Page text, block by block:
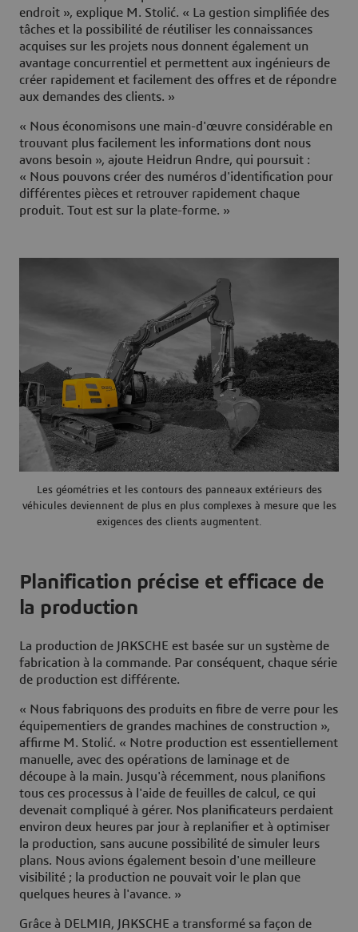
endroit », explique M. Stolić. « La gestion simplifiée des
tâches et la possibilité de réutiliser les connaissances
acquises sur les projets nous donnent également un
avantage concurrentiel et permettent aux ingénieurs de
créer rapidement et facilement des offres et de répondre
aux demandes des clients. »
« Nous économisons une main-d'œuvre considérable en
trouvant plus facilement les informations dont nous
avons besoin », ajoute Heidrun Andre, qui poursuit :
« Nous pouvons créer des numéros d'identification pour
différentes pièces et retrouver rapidement chaque
produit. Tout est sur la plate-forme. »
Les géométries et les contours des panneaux extérieurs des
véhicules deviennent de plus en plus complexes à mesure que les
exigences des clients augmentent.
Planification précise et efficace de
la production
La production de JAKSCHE est basée sur un système de
fabrication à la commande. Par conséquent, chaque série
de production est différente.
« Nous fabriquons des produits en fibre de verre pour les
équipementiers de grandes machines de construction »,
affirme M. Stolić. « Notre production est essentiellement
manuelle, avec des opérations de laminage et de
découpe à la main. Jusqu'à récemment, nous planifions
tous ces processus à l'aide de feuilles de calcul, ce qui
devenait compliqué à gérer. Nos planificateurs perdaient
environ deux heures par jour à replanifier et à optimiser
la production, sans aucune possibilité de simuler leurs
plans. Nous avions également besoin d'une meilleure
visibilité ; la production ne pouvait voir le plan que
quelques heures à l'avance. »
Grâce à DELMIA, JAKSCHE a transformé sa façon de